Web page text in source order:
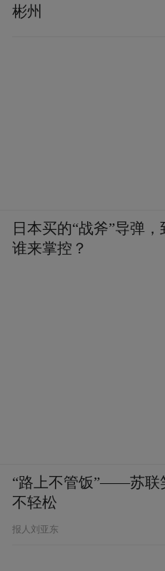
彬州
日本买的“战斧”导弹，
谁来掌控？
“路上不管饭”——苏联
不轻松
报人刘亚东